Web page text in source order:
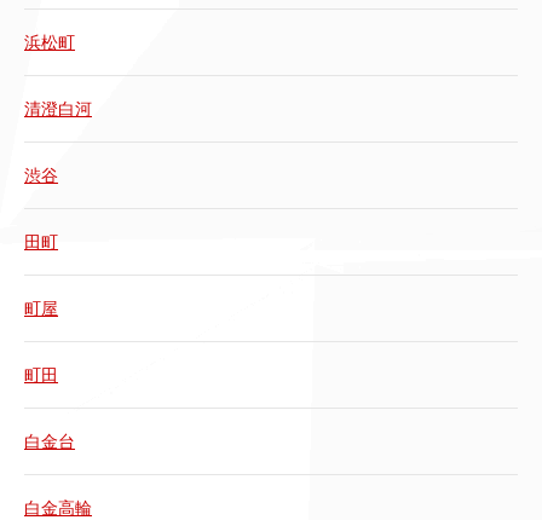
浜松町
清澄白河
渋谷
田町
町屋
町田
白金台
白金高輪